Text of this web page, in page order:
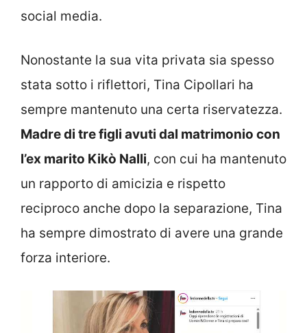
social media.
Nonostante la sua vita privata sia spesso
stata sotto i riflettori, Tina Cipollari ha
sempre mantenuto una certa riservatezza.
Madre di tre figli avuti dal matrimonio con
l’ex marito Kikò Nalli, con cui ha mantenuto
un rapporto di amicizia e rispetto
reciproco anche dopo la separazione, Tina
ha sempre dimostrato di avere una grande
forza interiore.